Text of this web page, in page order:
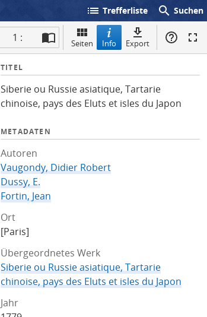
list Trefferliste search Suchen
1 : Seiten Info Export
I
f
o
TITEL
Siberie ou Russie asiatique, Tartarie
chinoise, pays des Eluts et isles du Japon
METADATEN
Autoren
Vaugondy, Didier Robert
Dussy, E.
Fortin, Jean
Ort
[Paris]
Übergeordnetes Werk
Siberie ou Russie asiatique, Tartarie
chinoise, pays des Eluts et isles du Japon
Jahr